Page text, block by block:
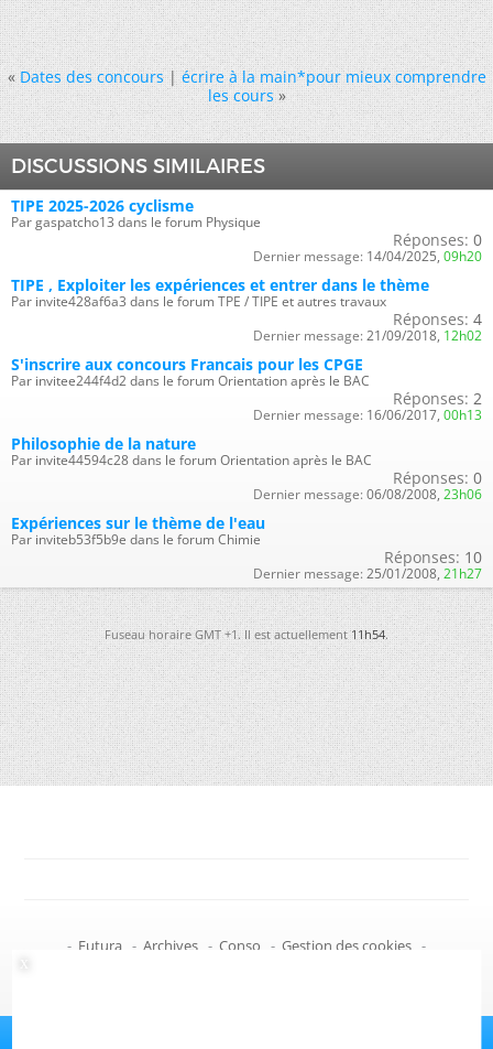
« Dates des concours|écrire à la main*pour mieux comprendre
les cours »
DISCUSSIONS SIMILAIRES
TIPE 2025-2026 cyclisme
Par gaspatcho13 dans le forum Physique
Réponses: 0
Dernier message: 14/04/2025, 09h20
TIPE , Exploiter les expériences et entrer dans le thème
Par invite428af6a3 dans le forum TPE / TIPE et autres travaux
Réponses: 4
Dernier message: 21/09/2018, 12h02
S'inscrire aux concours Francais pour les CPGE
Par invitee244f4d2 dans le forum Orientation après le BAC
Réponses: 2
Dernier message: 16/06/2017, 00h13
Philosophie de la nature
Par invite44594c28 dans le forum Orientation après le BAC
Réponses: 0
Dernier message: 06/08/2008, 23h06
Expériences sur le thème de l'eau
Par inviteb53f5b9e dans le forum Chimie
Réponses: 10
Dernier message: 25/01/2008, 21h27
Fuseau horaire GMT +1. Il est actuellement11h54.
- Futura - Archives - Conso - Gestion des cookies -